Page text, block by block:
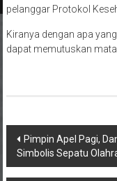
pelanggar Protokol
Kiranya dengan apa
dapat memutuskan
Navigasi
pos
Pimpin Apel Pagi,
Simbolis Sepatu